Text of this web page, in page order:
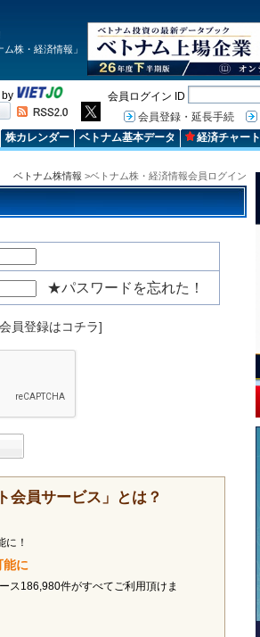
株・経済情報」
会員ログイン ID
会員登録・延長手続
株カレンダー ベトナム基本データ 経済チャート
ベトナム株情報 >ベトナム株・経済情報会員ログイン
★パスワードを忘れた！
員登録はコチラ]
会員サービス」とは？
！
能に
ス186,980件がすべてご利用頂けま